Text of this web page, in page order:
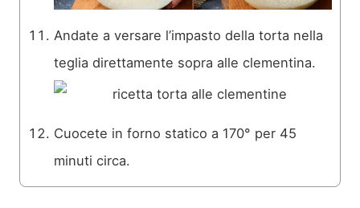
Andate a versare l’impasto della torta nella
teglia direttamente sopra alle clementina.
Cuocete in forno statico a 170° per 45
minuti circa.